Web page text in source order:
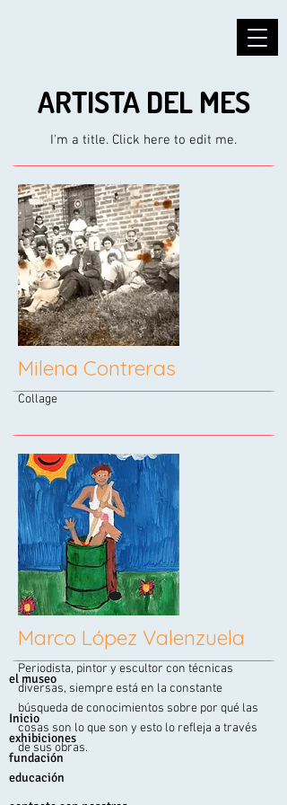
ARTISTA DEL MES
I'm a title. ​Click here to edit me.
Milena Contreras
Collage
Descubre
Marco López Valenzuela
Periodista, pintor y escultor con técnicas
diversas, siempre está en la constante
búsqueda de conocimientos sobre por qué las
cosas son lo que son y esto lo refleja a través
de sus obras.
el museo
Inicio
exhibiciones
fundación
educación